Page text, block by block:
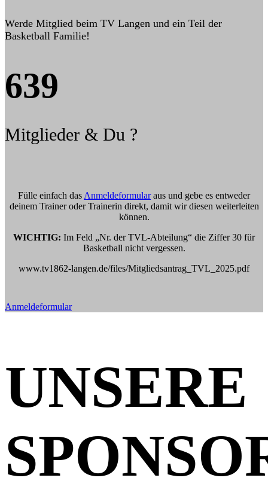
Werde Mitglied beim TV Langen und ein Teil der
Basketball Familie!
639
Mitglieder & Du ?
Fülle einfach das Anmeldeformularaus und gebe es entweder
deinem Trainer oder Trainerin direkt, damit wir diesen weiterleiten
können.
WICHTIG: Im Feld „Nr. der TVL-Abteilung“ die Ziffer 30 für
Basketball nicht vergessen.
www.tv1862-langen.de/files/Mitgliedsantrag_TVL_2025.pdf
Anmeldeformular
UNSERE